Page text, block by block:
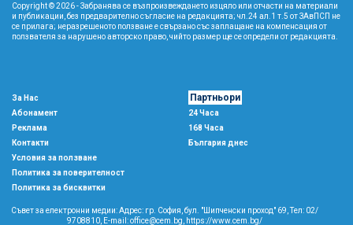
Copyright © 2026 - Забранява се възпроизвеждането изцяло или отчасти на материали
и публикации, без предварително съгласие на редакцията; чл.24 ал.1 т.5 от ЗАвПСП не
се прилага; неразрешеното ползване е свързано със заплащане на компенсация от
ползвателя за нарушено авторско право, чийто размер ще се определи от редакцията.
За Нас
Абонамент
Реклама
Контакти
Условия за ползване
Политика за поверителност
Политика за бисквитки
Партньори
24 Часа
168 Часа
България днес
Съвет за електронни медии: Адрес: гр. София, бул. "Шипченски проход" 69, Тел: 02/
9708810, E-mail:office@cem.bg https://www.cem.bg/